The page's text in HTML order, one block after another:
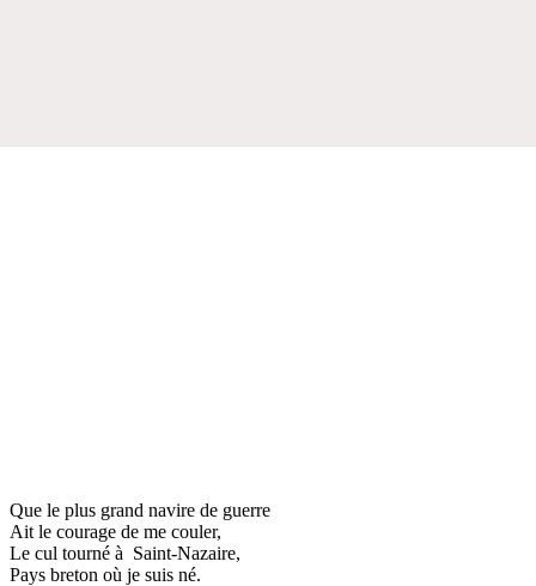
Que le plus grand navire de guerre
Ait le courage de me couler,
Le cul tourné à Saint-Nazaire,
Pays breton où je suis né.